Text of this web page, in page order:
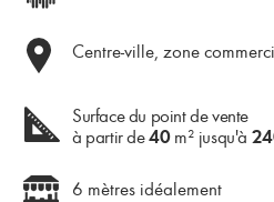
Centre-ville, zone
Surface du point de vente
à partir de40m² jusqu'à
6 mètres idéalement